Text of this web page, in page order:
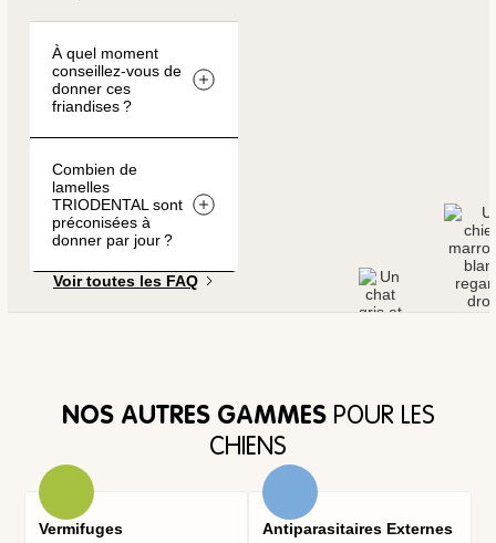
À quel moment
conseillez-vous de
donner ces
friandises ?
Combien de
lamelles
TRIODENTAL sont
préconisées à
donner par jour ?
Voir toutes les FAQ
NOS AUTRES GAMMESPOUR LES
CHIENS
Vermifuges Antiparasitaires Externes